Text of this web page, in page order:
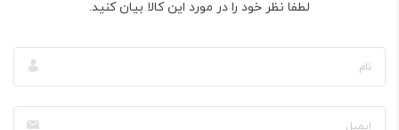
لطفا نظر خود را در مورد این کالا بیان کنید.